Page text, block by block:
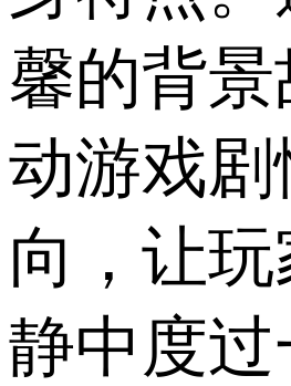
馨的背
动游戏剧
向，让
静中度过